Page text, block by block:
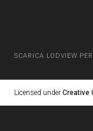
SCARICA LODVIEW
Licensed under Creative